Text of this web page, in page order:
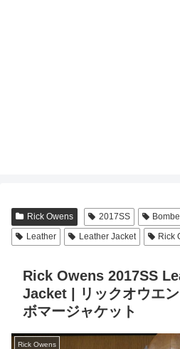
Rick Owens 2017SS
Leather
Leather Jacket Rick
Rick Owens 2017SS
Jacket | リックオウエ
ボマージャケット
Rick Owens